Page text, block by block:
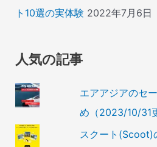
ト10選の実体験 2022年7月6日
人気の記事
エアアジアのセ
め（2023/10/31
スクート(Scoot)